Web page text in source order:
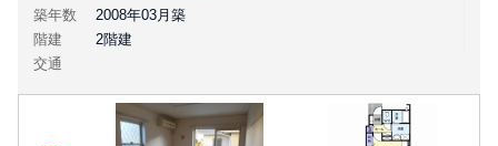
築年数
2008年03月築
階建
2階建
交通